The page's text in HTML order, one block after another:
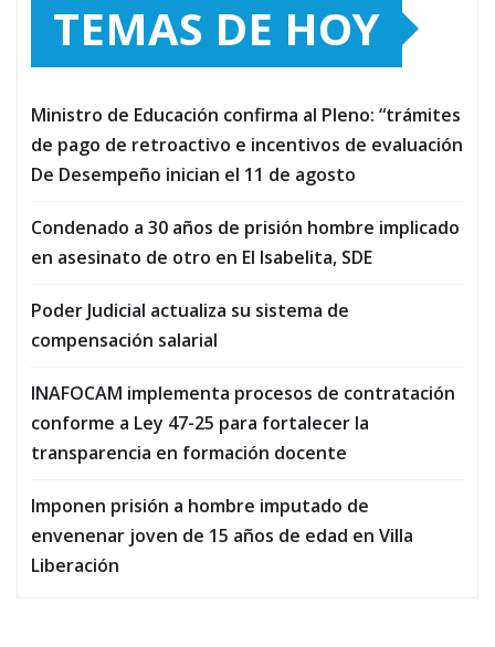
TEMAS DE HOY
Ministro de Educación confirma al Pleno: “trámites
de pago de retroactivo e incentivos de evaluación
De Desempeño inician el 11 de agosto
Condenado a 30 años de prisión hombre implicado
en asesinato de otro en El Isabelita, SDE
Poder Judicial actualiza su sistema de
compensación salarial
INAFOCAM implementa procesos de contratación
conforme a Ley 47-25 para fortalecer la
transparencia en formación docente
Imponen prisión a hombre imputado de
envenenar joven de 15 años de edad en Villa
Liberación